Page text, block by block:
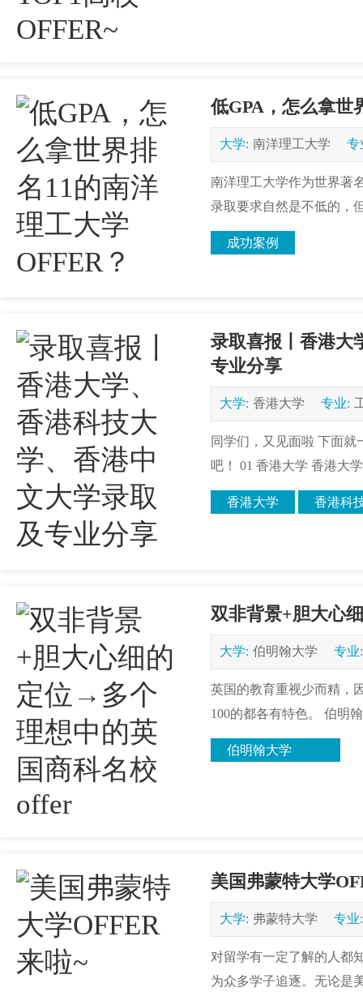
低GPA，怎么拿世
大学: 南洋理工大学 专
南洋理工大学作为世界著
录取要求自然是不低的，
成功案例
录取喜报丨香港大
专业分享
大学: 香港大学 专业:
同学们，又见面啦 下面就
吧！ 01 香港大学 香港大
香港大学 香港科
双非背景+胆大心
大学: 伯明翰大学 专业:
英国的教育重视少而精，
100的都各有特色。 伯明
伯明翰大学
美国弗蒙特大学
大学: 弗蒙特大学 专业:
对留学有一定了解的人都
为众多学子追逐。无论是